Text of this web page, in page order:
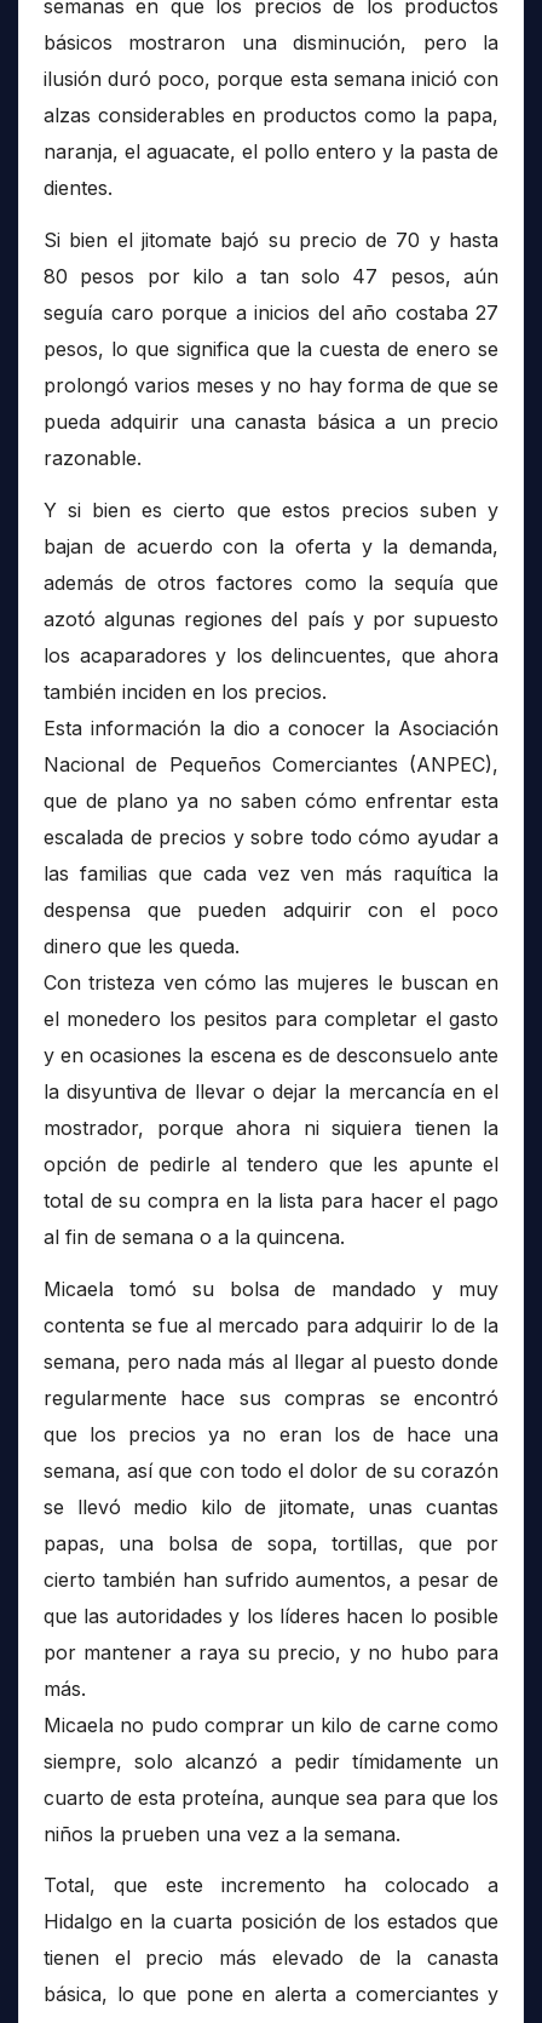
semanas en que los precios de los productos
básicos mostraron una disminución, pero la
ilusión duró poco, porque esta semana inició con
alzas considerables en productos como la papa,
naranja, el aguacate, el pollo entero y la pasta de
dientes.
Si bien el jitomate bajó su precio de 70 y hasta
80 pesos por kilo a tan solo 47 pesos, aún
seguía caro porque a inicios del año costaba 27
pesos, lo que significa que la cuesta de enero se
prolongó varios meses y no hay forma de que se
pueda adquirir una canasta básica a un precio
razonable.
Y si bien es cierto que estos precios suben y
bajan de acuerdo con la oferta y la demanda,
además de otros factores como la sequía que
azotó algunas regiones del país y por supuesto
los acaparadores y los delincuentes, que ahora
también inciden en los precios.
Esta información la dio a conocer la Asociación
Nacional de Pequeños Comerciantes (ANPEC),
que de plano ya no saben cómo enfrentar esta
escalada de precios y sobre todo cómo ayudar a
las familias que cada vez ven más raquítica la
despensa que pueden adquirir con el poco
dinero que les queda.
Con tristeza ven cómo las mujeres le buscan en
el monedero los pesitos para completar el gasto
y en ocasiones la escena es de desconsuelo ante
la disyuntiva de llevar o dejar la mercancía en el
mostrador, porque ahora ni siquiera tienen la
opción de pedirle al tendero que les apunte el
total de su compra en la lista para hacer el pago
al fin de semana o a la quincena.
Micaela tomó su bolsa de mandado y muy
contenta se fue al mercado para adquirir lo de la
semana, pero nada más al llegar al puesto donde
regularmente hace sus compras se encontró
que los precios ya no eran los de hace una
semana, así que con todo el dolor de su corazón
se llevó medio kilo de jitomate, unas cuantas
papas, una bolsa de sopa, tortillas, que por
cierto también han sufrido aumentos, a pesar de
que las autoridades y los líderes hacen lo posible
por mantener a raya su precio, y no hubo para
más.
Micaela no pudo comprar un kilo de carne como
siempre, solo alcanzó a pedir tímidamente un
cuarto de esta proteína, aunque sea para que los
niños la prueben una vez a la semana.
Total, que este incremento ha colocado a
Hidalgo en la cuarta posición de los estados que
tienen el precio más elevado de la canasta
básica, lo que pone en alerta a comerciantes y